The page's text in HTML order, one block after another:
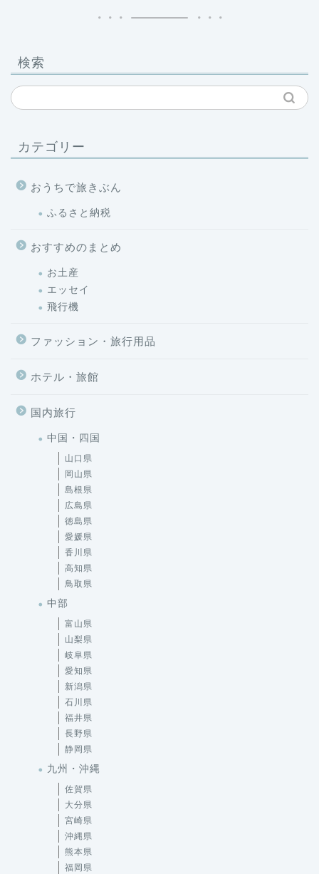
検索
カテゴリー
おうちで旅きぶん
ふるさと納税
おすすめのまとめ
お土産
エッセイ
飛行機
ファッション・旅行用品
ホテル・旅館
国内旅行
中国・四国
山口県
岡山県
島根県
広島県
徳島県
愛媛県
香川県
高知県
鳥取県
中部
富山県
山梨県
岐阜県
愛知県
新潟県
石川県
福井県
長野県
静岡県
九州・沖縄
佐賀県
大分県
宮崎県
沖縄県
熊本県
福岡県